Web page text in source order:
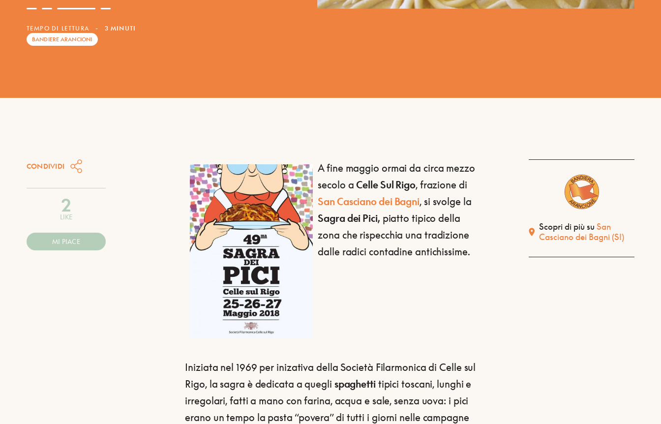
TEMPO DI LETTURA - 3 MINUTI
BANDIERE ARANCIONI
A fine maggio ormai da circa mezzo
secolo aCelle Sul Rigo, frazione di
San Casciano dei Bagni, si svolge la
Sagra dei Pici, piatto tipico della
zona che rispecchia una tradizione
dalle radici contadine antichissime.
Iniziata nel 1969 per inizativa della Società Filarmonica di Celle sul
Rigo, la sagra è dedicata a quegli spaghettitipici toscani, lunghi e
irregolari, fatti a mano con farina, acqua e sale, senza uova: i pici
erano un tempo la pasta “povera” di tutti i giorni nelle campagne
CONDIVIDI
2
LIKE
MI PIACE
Scopri di più su San
Casciano dei Bagni (SI)